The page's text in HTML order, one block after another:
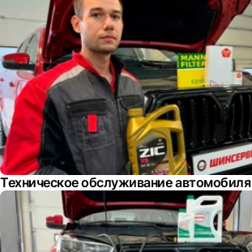
Техническое обслуживание автомобиля